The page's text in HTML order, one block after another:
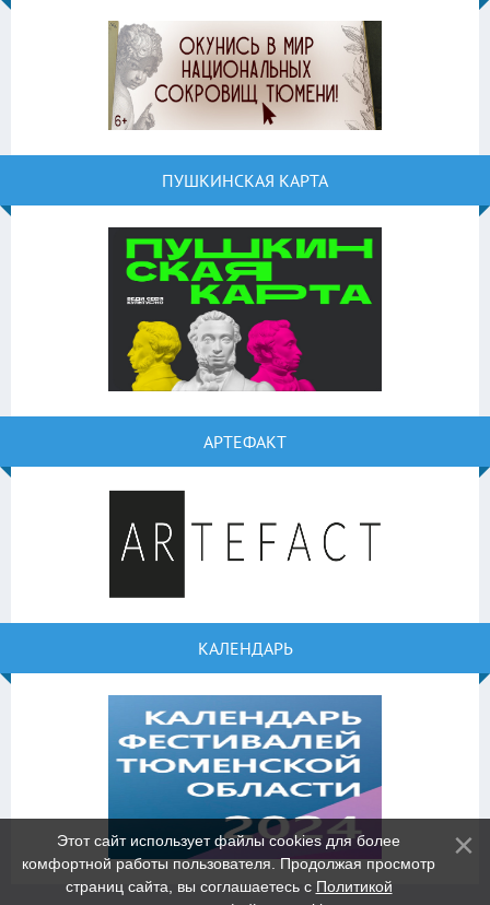
ПУШКИНСКАЯ КАРТА
АРТЕФАКТ
КАЛЕНДАРЬ
Этот сайт использует файлы cookies для более
комфортной работы пользователя. Продолжая просмотр
страниц сайта, вы соглашаетесь с Политикой